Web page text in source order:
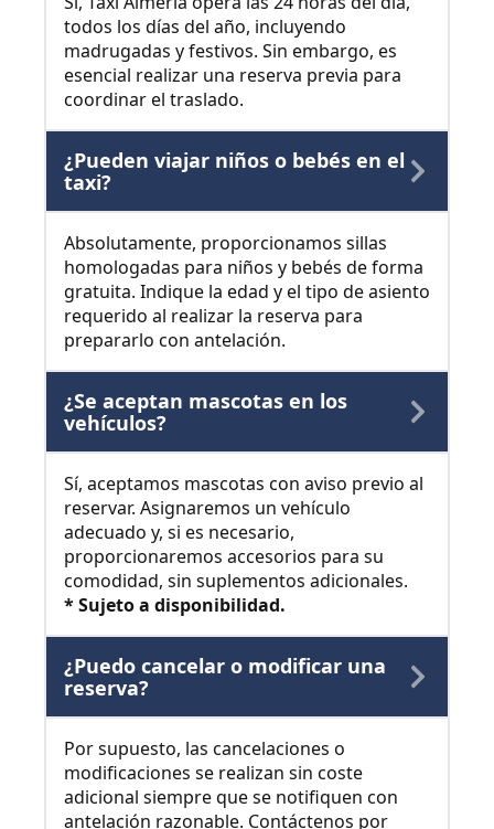
todos los días del año, incluyendo
madrugadas y festivos. Sin embargo, es
esencial realizar una reserva previa para
coordinar el traslado.
¿Pueden viajar niños o bebés en el
taxi?
Absolutamente, proporcionamos sillas
homologadas para niños y bebés de forma
gratuita. Indique la edad y el tipo de asiento
requerido al realizar la reserva para
prepararlo con antelación.
¿Se aceptan mascotas en los
vehículos?
Sí, aceptamos mascotas con aviso previo al
reservar. Asignaremos un vehículo
adecuado y, si es necesario,
proporcionaremos accesorios para su
comodidad, sin suplementos adicionales.
* Sujeto a disponibilidad.
¿Puedo cancelar o modificar una
reserva?
Por supuesto, las cancelaciones o
modificaciones se realizan sin coste
adicional siempre que se notifiquen con
antelación razonable. Contáctenos por